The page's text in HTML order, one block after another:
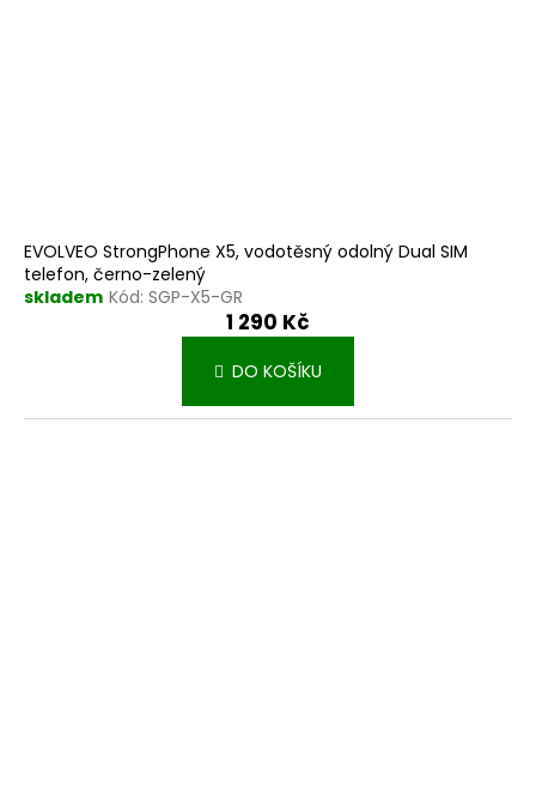
EVOLVEO StrongPhone X5, vodotěsný odolný Dual SIM
telefon, černo-zelený
skladem Kód: SGP-X5-GR
1 290 Kč
DO KOŠÍKU